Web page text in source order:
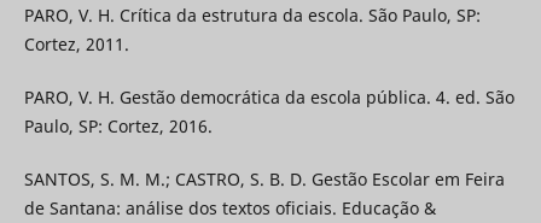
PARO, V. H. Crítica da estrutura da escola. São Paulo, SP:
Cortez, 2011.
PARO, V. H. Gestão democrática da escola pública. 4. ed. São
Paulo, SP: Cortez, 2016.
SANTOS, S. M. M.; CASTRO, S. B. D. Gestão Escolar em Feira
de Santana: análise dos textos oficiais. Educação &